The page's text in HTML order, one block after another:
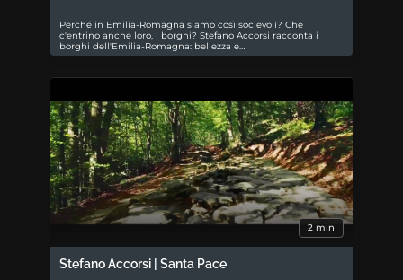
Perché in Emilia-Romagna siamo così socievoli? Che
c'entrino anche loro, i borghi? Stefano Accorsi racconta i
borghi dell'Emilia-Romagna: bellezza e…
2 min
Stefano Accorsi | Santa Pace